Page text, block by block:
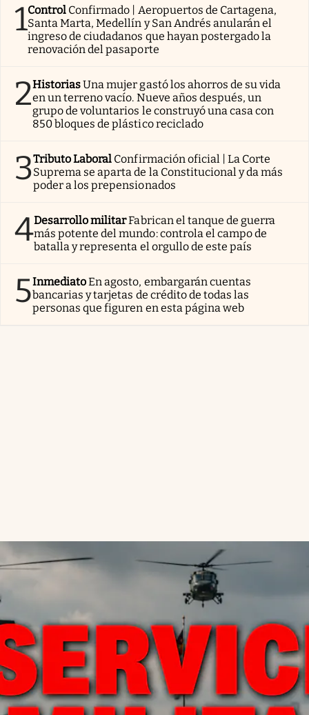
1Control Confirmado | Aeropuertos de Cartagena,
Santa Marta, Medellín y San Andrés anularán el
ingreso de ciudadanos que hayan postergado la
renovación del pasaporte
2HistoriasUna mujer gastó los ahorros de su vida
en un terreno vacío. Nueve años después, un
grupo de voluntarios le construyó una casa con
850 bloques de plástico reciclado
3Tributo Laboral Confirmación oficial | La Corte
Suprema se aparta de la Constitucional y da más
poder a los prepensionados
4Desarrollo militarFabrican el tanque de guerra
más potente del mundo: controla el campo de
batalla y representa el orgullo de este país
5InmediatoEn agosto, embargarán cuentas
bancarias y tarjetas de crédito de todas las
personas que figuren en esta página web